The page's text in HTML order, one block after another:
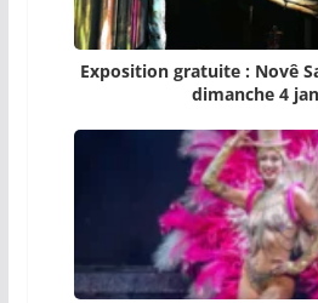
Exposition gratuite : Novê
dimanche 4